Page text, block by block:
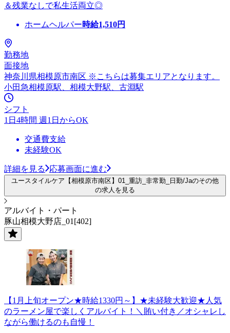
＆残業なしで私生活両立◎
ホームヘルパー時給1,510円
勤務地
面接地
神奈川県相模原市南区 ※こちらは募集エリアとなります。
小田急相模原駅、相模大野駅、古淵駅
シフト
1日4時間 週1日からOK
交通費支給
未経験OK
詳細を見る 応募画面に進む
ユースタイルケア【相模原市南区】01_重訪_非常勤_日勤/Jaのその他
の求人を見る
アルバイト・パート
豚山相模大野店_01[402]
【1月上旬オープン★時給1330円～】★未経験大歓迎★人気
のラーメン屋で楽しくアルバイト！＼賄い付き／オシャレし
ながら働けるのも自慢！